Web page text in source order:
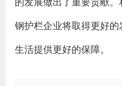
钢护栏企业将取得更好
生活提供更好的保障。